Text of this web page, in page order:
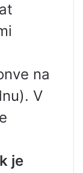
na
V
je